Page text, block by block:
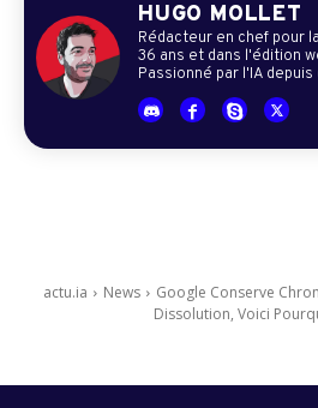
HUGO MOLLET
Rédacteur en chef pour
36 ans et dans l'édition
Passionné par l'IA
actu.ia News
Google Conserve
Dissolution, Voici